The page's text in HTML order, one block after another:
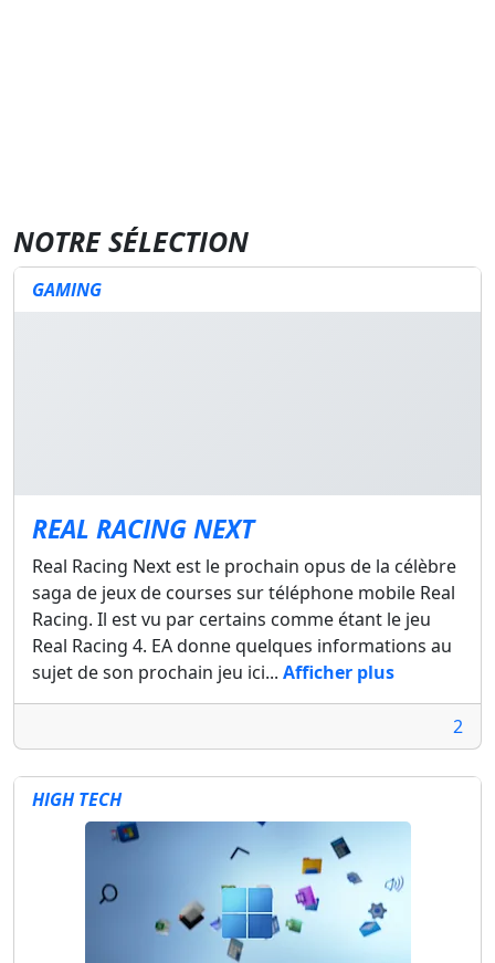
NOTRE SÉLECTION
GAMING
REAL RACING NEXT
Real Racing Next est le prochain opus de la célèbre
saga de jeux de courses sur téléphone mobile Real
Racing. Il est vu par certains comme étant le jeu
Real Racing 4. EA donne quelques informations au
sujet de son prochain jeu ici... Afficher plus
2
HIGH TECH